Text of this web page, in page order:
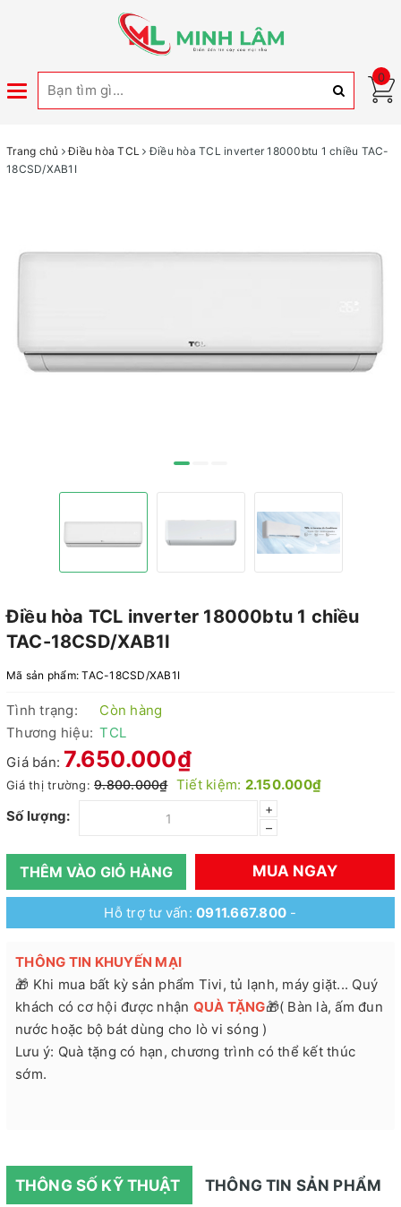
Toggle
0
Trang chủ Điều hòa TCL
Điều hòa TCL inverter 18000btu 1 chiều TAC-
18CSD/XAB1I
Điều hòa TCL inverter 18000btu 1 chiều
TAC-18CSD/XAB1I
Mã sản phẩm:TAC-18CSD/XAB1I
Tình trạng:
Còn hàng
Thương hiệu: TCL
Giá bán: 7.650.000₫
Giá thị trường: 9.800.000₫ Tiết kiệm: 2.150.000₫
Số lượng:
+
–
THÊM VÀO GIỎ HÀNG MUA NGAY
Hỗ trợ tư vấn:0911.667.800 -
THÔNG TIN KHUYẾN MẠI
🎁 Khi mua bất kỳ sản phẩm Tivi, tủ lạnh, máy giặt... Quý
khách có cơ hội được nhận QUÀ TẶNG🎁( Bàn là, ấm đun
nước hoặc bộ bát dùng cho lò vi sóng )
Lưu ý: Quà tặng có hạn, chương trình có thể kết thúc
sớm.
THÔNG SỐ KỸ THUẬT THÔNG TIN SẢN PHẨM